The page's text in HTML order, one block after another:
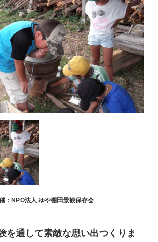
：NPO法人 ゆや棚田景観保存会
を通して素敵な思い出つくりま